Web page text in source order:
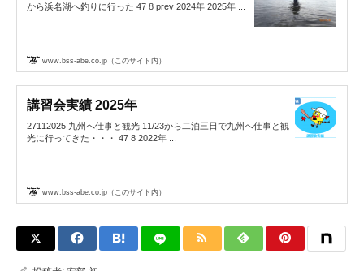
から浜名湖へ釣りに行った 47 8 prev 2024年 2025年 ...
www.bss-abe.co.jp（このサイト内）
講習会実績 2025年
27112025 九州へ仕事と観光 11/23から二泊三日で九州へ仕事と観
光に行ってきた・・・ 47 8 2022年 ...
www.bss-abe.co.jp（このサイト内）